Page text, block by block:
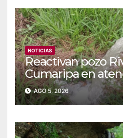
NOTICIAS
Reactivan pozo
Cumaripa en
familias de
AGO 5, 2026